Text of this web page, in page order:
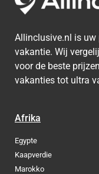
Allinclusive.nl is uw
vakantie. Wij
voor de beste
vakanties tot ultra
Afrika
Egypte
Kaapverdie
Marokko